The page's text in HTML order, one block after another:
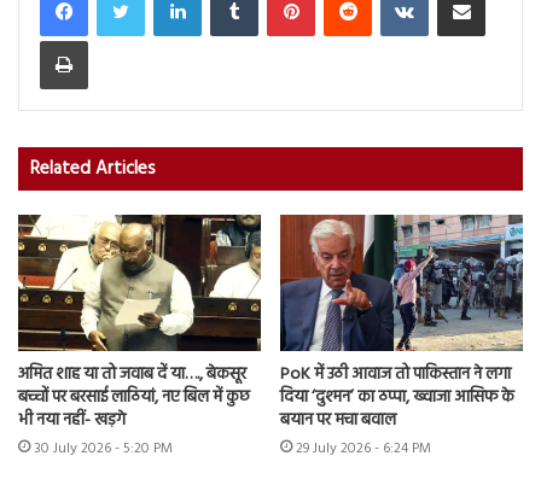
Print
Related Articles
अमित शाह या तो जवाब दें या…., बेकसूर
बच्चों पर बरसाई लाठियां, नए बिल में कुछ
भी नया नहीं- खड़गे
30 July 2026 - 5:20 PM
PoK में उठी आवाज तो पाकिस्तान ने लगा
दिया ‘दुश्मन’ का ठप्पा, ख्वाजा आसिफ के
बयान पर मचा बवाल
29 July 2026 - 6:24 PM